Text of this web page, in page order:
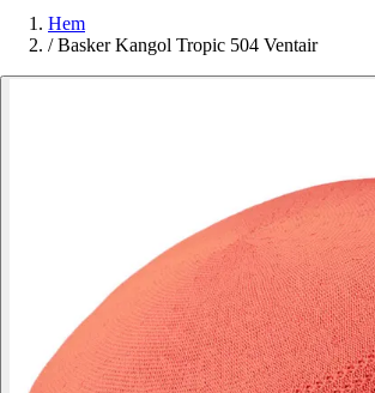
Hem
/ Basker Kangol Tropic 504 Ventair